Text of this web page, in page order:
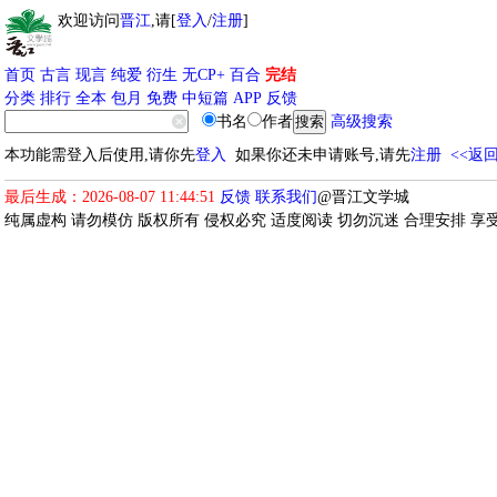
欢迎访问晋江,请[登入/注册]
首页 古言 现言 纯爱 衍生 无CP+ 百合 完结
分类 排行 全本 包月 免费 中短篇 APP 反馈
书名
作者
高级搜索
本功能需登入后使用,请你先登入 如果你还未申请账号,请先注册 <<返回
最后生成：2026-08-07 11:44:51 反馈 联系我们@晋江文学城
纯属虚构 请勿模仿 版权所有 侵权必究 适度阅读 切勿沉迷 合理安排 享